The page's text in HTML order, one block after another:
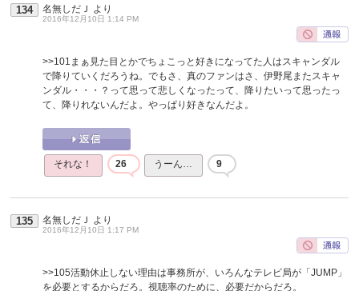
134 名無しだＪ より
2016年12月10日 1:14 PM
>>101 まぁ見た目とかでちょこっと好きになってた人はスキャンダル
で降りていくだろうね。でもさ、真のファンはさ、伊野尾またスキャ
ンダル・・・？って思って悲しくなったって、降りたいって思ったっ
て、降りれないんだよ。やっぱり好きなんだよ。
それな！ 26 うーん… 9
135 名無しだＪ より
2016年12月10日 1:17 PM
>>105活動休止しない理由は事務所が、いろんなテレビ局が「JUMP」
を必要とするからだろ。視聴率のために、必要だからだろ。